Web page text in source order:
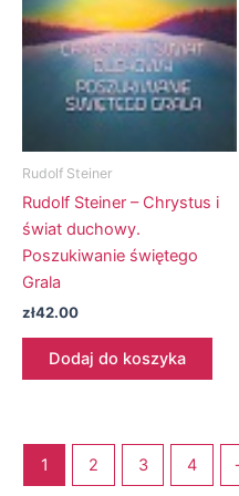
Rudolf Steiner
Rudolf Steiner – Chrystus i
świat duchowy.
Poszukiwanie świętego
Grala
zł42.00
Dodaj do koszyka
1 2 3 4